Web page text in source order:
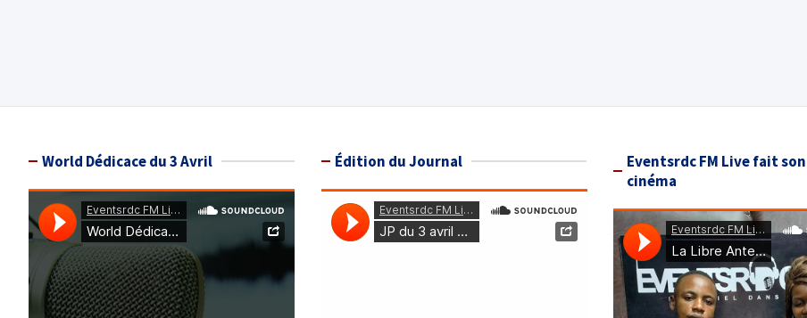
World Dédicace du 3 Avril Édition du Journal
Eventsrdc FM Live fait son
cinéma